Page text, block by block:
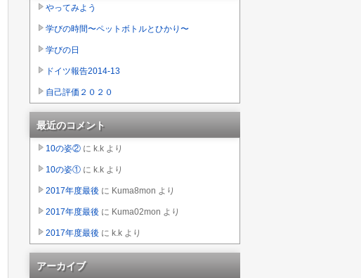
やってみよう
学びの時間〜ペットボトルとひかり〜
学びの日
ドイツ報告2014-13
自己評価２０２０
最近のコメント
10の姿② に k.k より
10の姿① に k.k より
2017年度最後 に Kuma8mon より
2017年度最後 に Kuma02mon より
2017年度最後 に k.k より
アーカイブ